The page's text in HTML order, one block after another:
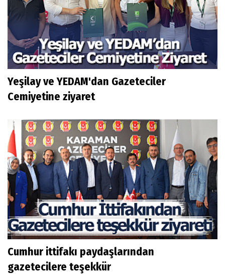
Yeşilay ve YEDAM'dan Gazeteciler
Cemiyetine ziyaret
Cumhur ittifakı paydaşlarından
gazetecilere teşekkür